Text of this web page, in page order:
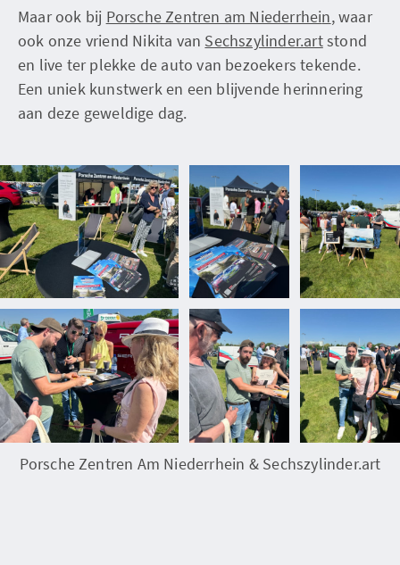
Maar ook bij Porsche Zentren am Niederrhein, waar
ook onze vriend Nikita van Sechszylinder.artstond
en live ter plekke de auto van bezoekers tekende.
Een uniek kunstwerk en een blijvende herinnering
aan deze geweldige dag.
Porsche Zentren Am Niederrhein & Sechszylinder.art